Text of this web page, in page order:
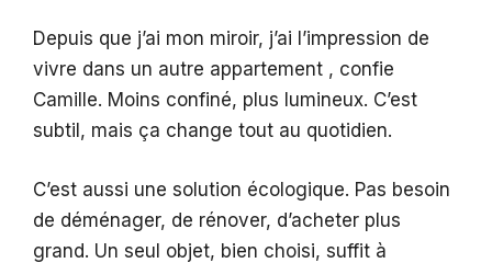
Depuis que j’ai mon miroir, j’ai l’impression de
vivre dans un autre appartement , confie
Camille. Moins confiné, plus lumineux. C’est
subtil, mais ça change tout au quotidien.
C’est aussi une solution écologique. Pas besoin
de déménager, de rénover, d’acheter plus
grand. Un seul objet, bien choisi, suffit à